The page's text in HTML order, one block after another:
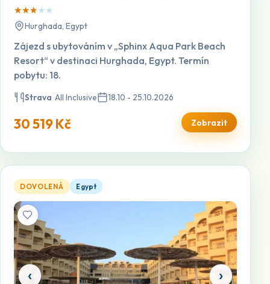
★★★★★
Hurghada, Egypt
Zájezd s ubytováním v „Sphinx Aqua Park Beach
Resort“ v destinaci Hurghada, Egypt. Termín
pobytu: 18.
Strava All Inclusive 18.10 - 25.10.2026
30 519 Kč Zobrazit
Amc Royal — otevřít detail
DOVOLENÁ Egypt
‹ ›